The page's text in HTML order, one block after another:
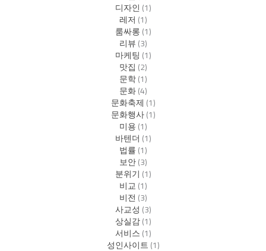
디자인(1)
레저 (1)
룸싸롱(1)
리뷰(3)
마케팅 (1)
맛집 (2)
문학(1)
문화(4)
문화축제 (1)
문화행사(1)
미용(1)
바텐더 (1)
법률(1)
보안(3)
분위기 (1)
비교(1)
비전(3)
사교성 (3)
상실감(1)
서비스(1)
성인사이트(1)